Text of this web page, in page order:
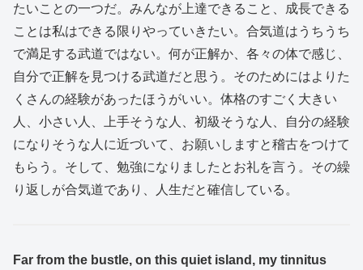
たいことの一つだ。みんなが上達できること、成長できる
ことは私はできる限りやっていきたい。合気道はうちうち
で満足する武道ではない。何が正解か、各々の体で感じ、
自分で正解を見つける武道だと思う。そのためにはよりた
くさんの経験があったほうがいい。体格のすごく大きい
人、小さい人、上手そうな人、初級そうな人、自分の経験
になりそうな人に近づいて、お願いしますと稽古をつけて
もらう。そして、勉強になりましたとお礼を言う。その繰
り返しが合気道であり、人生だと確信している。
Far from the bustle, on this quiet island, my tinnitus